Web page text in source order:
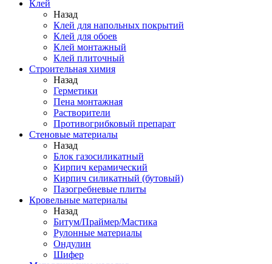
Клей
Назад
Клей для напольных покрытий
Клей для обоев
Клей монтажный
Клей плиточный
Строительная химия
Назад
Герметики
Пена монтажная
Растворители
Противогрибковый препарат
Стеновые материалы
Назад
Блок газосиликатный
Кирпич керамический
Кирпич силикатный (бутовый)
Пазогребневые плиты
Кровельные материалы
Назад
Битум/Праймер/Мастика
Рулонные материалы
Ондулин
Шифер